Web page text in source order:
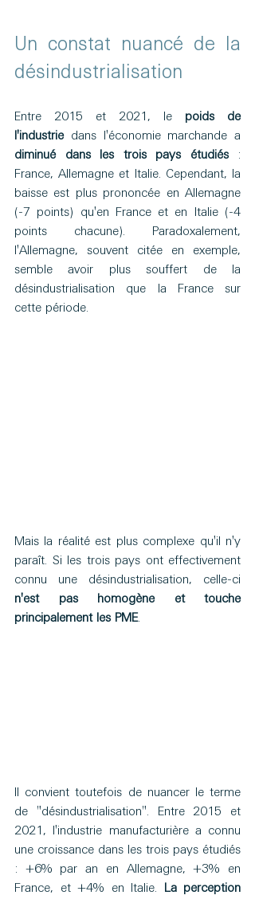
Un constat nuancé de la
désindustrialisation
Entre 2015 et 2021, le poids de
l'industrie
diminué dans les trois pays étudiés :
France, Allemagne et Italie. Cependant, la
baisse est plus prononcée en Allemagne
(-7 points) qu'en France et en Italie (-4
points chacune). Paradoxalement,
l'Allemagne, souvent citée en exemple,
semble avoir plus souffert de la
désindustrialisation que la France sur
cette période.
Mais la réalité est plus complexe qu'il n'y
paraît. Si les trois pays ont effectivement
n'est pas homogène et touche
principalement les PME.
Il convient toutefois de nuancer le terme
de "désindustrialisation". Entre 2015 et
2021, l'industrie manufacturière a connu
une croissance dans les trois pays étudiés
: +6% par an en Allemagne, +3% en
France, et +4% en Italie.
La perception